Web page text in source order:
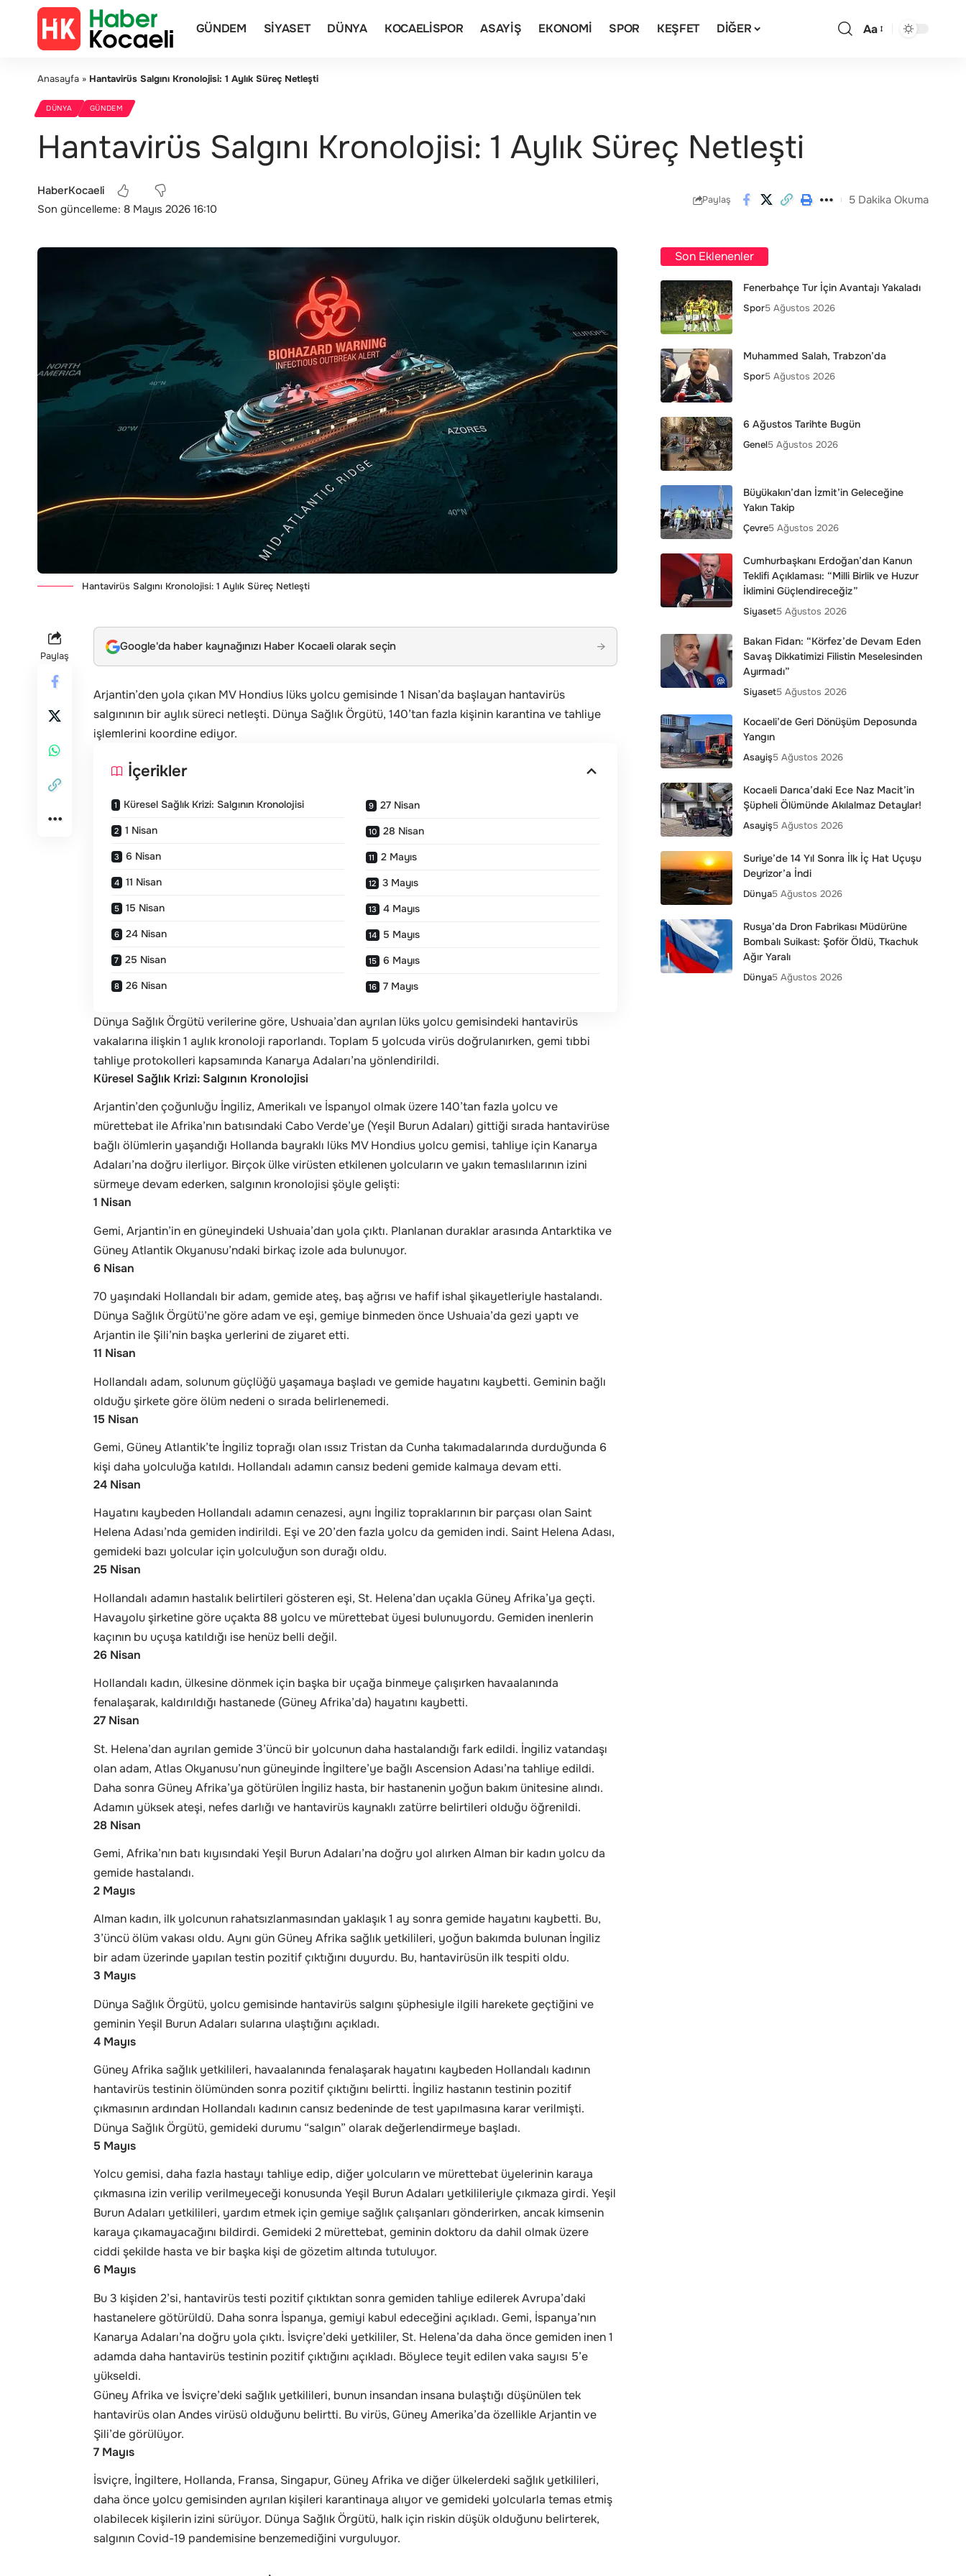
GÜNDEM SIYASET DÜNYA KOCAELISPOR ASAYIŞ EKONOMI SPOR KEŞFET DIĞER Aa
Anasayfa » Hantavirüs Salgını Kronolojisi: 1 Aylık Süreç Netleşti
DÜNYA GÜNDEM
Hantavirüs Salgını Kronolojisi: 1 Aylık Süreç Netleşti
Son güncelleme: 8 Mayıs 2026 16:10
HaberKocaeli
Paylaş 5 Dakika Okuma
Hantavirüs Salgını Kronolojisi: 1 Aylık Süreç Netleşti
Paylaş
Google'da haber kaynağınızı Haber Kocaeli olarak seçin →
Arjantin’den yola çıkan MV Hondius lüks yolcu gemisinde 1 Nisan’da başlayan hantavirüs
salgınının bir aylık süreci netleşti. Dünya Sağlık Örgütü, 140’tan fazla kişinin karantina ve tahliye
işlemlerini koordine ediyor.
İçerikler
Küresel Sağlık Krizi: Salgının Kronolojisi
1 Nisan
6 Nisan
11 Nisan
15 Nisan
24 Nisan
25 Nisan
26 Nisan
27 Nisan
28 Nisan
2 Mayıs
3 Mayıs
4 Mayıs
5 Mayıs
6 Mayıs
7 Mayıs
Dünya Sağlık Örgütü verilerine göre, Ushuaia’dan ayrılan lüks yolcu gemisindeki hantavirüs
vakalarına ilişkin 1 aylık kronoloji raporlandı. Toplam 5 yolcuda virüs doğrulanırken, gemi tıbbi
tahliye protokolleri kapsamında Kanarya Adaları’na yönlendirildi.
Küresel Sağlık Krizi: Salgının Kronolojisi
Arjantin’den çoğunluğu İngiliz, Amerikalı ve İspanyol olmak üzere 140’tan fazla yolcu ve
mürettebat ile Afrika’nın batısındaki Cabo Verde’ye (Yeşil Burun Adaları) gittiği sırada hantavirüse
bağlı ölümlerin yaşandığı Hollanda bayraklı lüks MV Hondius yolcu gemisi, tahliye için Kanarya
Adaları’na doğru ilerliyor. Birçok ülke virüsten etkilenen yolcuların ve yakın temaslılarının izini
sürmeye devam ederken, salgının kronolojisi şöyle gelişti:
1 Nisan
Gemi, Arjantin’in en güneyindeki Ushuaia’dan yola çıktı. Planlanan duraklar arasında Antarktika ve
Güney Atlantik Okyanusu’ndaki birkaç izole ada bulunuyor.
6 Nisan
70 yaşındaki Hollandalı bir adam, gemide ateş, baş ağrısı ve hafif ishal şikayetleriyle hastalandı.
Dünya Sağlık Örgütü’ne göre adam ve eşi, gemiye binmeden önce Ushuaia’da gezi yaptı ve
Arjantin ile Şili’nin başka yerlerini de ziyaret etti.
11 Nisan
Hollandalı adam, solunum güçlüğü yaşamaya başladı ve gemide hayatını kaybetti. Geminin bağlı
olduğu şirkete göre ölüm nedeni o sırada belirlenemedi.
15 Nisan
Gemi, Güney Atlantik’te İngiliz toprağı olan ıssız Tristan da Cunha takımadalarında durduğunda 6
kişi daha yolculuğa katıldı. Hollandalı adamın cansız bedeni gemide kalmaya devam etti.
24 Nisan
Hayatını kaybeden Hollandalı adamın cenazesi, aynı İngiliz topraklarının bir parçası olan Saint
Helena Adası’nda gemiden indirildi. Eşi ve 20’den fazla yolcu da gemiden indi. Saint Helena Adası,
gemideki bazı yolcular için yolculuğun son durağı oldu.
25 Nisan
Hollandalı adamın hastalık belirtileri gösteren eşi, St. Helena’dan uçakla Güney Afrika’ya geçti.
Havayolu şirketine göre uçakta 88 yolcu ve mürettebat üyesi bulunuyordu. Gemiden inenlerin
kaçının bu uçuşa katıldığı ise henüz belli değil.
26 Nisan
Hollandalı kadın, ülkesine dönmek için başka bir uçağa binmeye çalışırken havaalanında
fenalaşarak, kaldırıldığı hastanede (Güney Afrika’da) hayatını kaybetti.
27 Nisan
St. Helena’dan ayrılan gemide 3’üncü bir yolcunun daha hastalandığı fark edildi. İngiliz vatandaşı
olan adam, Atlas Okyanusu’nun güneyinde İngiltere’ye bağlı Ascension Adası’na tahliye edildi.
Daha sonra Güney Afrika’ya götürülen İngiliz hasta, bir hastanenin yoğun bakım ünitesine alındı.
Adamın yüksek ateşi, nefes darlığı ve hantavirüs kaynaklı zatürre belirtileri olduğu öğrenildi.
28 Nisan
Gemi, Afrika’nın batı kıyısındaki Yeşil Burun Adaları’na doğru yol alırken Alman bir kadın yolcu da
gemide hastalandı.
2 Mayıs
Alman kadın, ilk yolcunun rahatsızlanmasından yaklaşık 1 ay sonra gemide hayatını kaybetti. Bu,
3’üncü ölüm vakası oldu. Aynı gün Güney Afrika sağlık yetkilileri, yoğun bakımda bulunan İngiliz
bir adam üzerinde yapılan testin pozitif çıktığını duyurdu. Bu, hantavirüsün ilk tespiti oldu.
3 Mayıs
Dünya Sağlık Örgütü, yolcu gemisinde hantavirüs salgını şüphesiyle ilgili harekete geçtiğini ve
geminin Yeşil Burun Adaları sularına ulaştığını açıkladı.
4 Mayıs
Güney Afrika sağlık yetkilileri, havaalanında fenalaşarak hayatını kaybeden Hollandalı kadının
hantavirüs testinin ölümünden sonra pozitif çıktığını belirtti. İngiliz hastanın testinin pozitif
çıkmasının ardından Hollandalı kadının cansız bedeninde de test yapılmasına karar verilmişti.
Dünya Sağlık Örgütü, gemideki durumu “salgın” olarak değerlendirmeye başladı.
5 Mayıs
Yolcu gemisi, daha fazla hastayı tahliye edip, diğer yolcuların ve mürettebat üyelerinin karaya
çıkmasına izin verilip verilmeyeceği konusunda Yeşil Burun Adaları yetkilileriyle çıkmaza girdi. Yeşil
Burun Adaları yetkilileri, yardım etmek için gemiye sağlık çalışanları gönderirken, ancak kimsenin
karaya çıkamayacağını bildirdi. Gemideki 2 mürettebat, geminin doktoru da dahil olmak üzere
ciddi şekilde hasta ve bir başka kişi de gözetim altında tutuluyor.
6 Mayıs
Bu 3 kişiden 2’si, hantavirüs testi pozitif çıktıktan sonra gemiden tahliye edilerek Avrupa’daki
hastanelere götürüldü. Daha sonra İspanya, gemiyi kabul edeceğini açıkladı. Gemi, İspanya’nın
Kanarya Adaları’na doğru yola çıktı. İsviçre’deki yetkililer, St. Helena’da daha önce gemiden inen 1
adamda daha hantavirüs testinin pozitif çıktığını açıkladı. Böylece teyit edilen vaka sayısı 5’e
yükseldi.
Güney Afrika ve İsviçre’deki sağlık yetkilileri, bunun insandan insana bulaştığı düşünülen tek
hantavirüs olan Andes virüsü olduğunu belirtti. Bu virüs, Güney Amerika’da özellikle Arjantin ve
Şili’de görülüyor.
7 Mayıs
İsviçre, İngiltere, Hollanda, Fransa, Singapur, Güney Afrika ve diğer ülkelerdeki sağlık yetkilileri,
daha önce yolcu gemisinden ayrılan kişileri karantinaya alıyor ve gemideki yolcularla temas etmiş
olabilecek kişilerin izini sürüyor. Dünya Sağlık Örgütü, halk için riskin düşük olduğunu belirterek,
salgının Covid-19 pandemisine benzemediğini vurguluyor.
Son Eklenenler
Fenerbahçe Tur İçin Avantajı Yakaladı
Spor5 Ağustos 2026
Muhammed Salah, Trabzon’da
Spor5 Ağustos 2026
6 Ağustos Tarihte Bugün
Genel5 Ağustos 2026
Büyükakın’dan İzmit’in Geleceğine
Yakın Takip
Çevre5 Ağustos 2026
Cumhurbaşkanı Erdoğan’dan Kanun
Teklifi Açıklaması: “Milli Birlik ve Huzur
İklimini Güçlendireceğiz”
Siyaset5 Ağustos 2026
Bakan Fidan: “Körfez’de Devam Eden
Savaş Dikkatimizi Filistin Meselesinden
Ayırmadı”
Siyaset5 Ağustos 2026
Kocaeli’de Geri Dönüşüm Deposunda
Yangın
Asayiş5 Ağustos 2026
Kocaeli Darıca’daki Ece Naz Macit’in
Şüpheli Ölümünde Akılalmaz Detaylar!
Asayiş5 Ağustos 2026
Suriye’de 14 Yıl Sonra İlk İç Hat Uçuşu
Deyrizor’a İndi
Dünya5 Ağustos 2026
Rusya’da Dron Fabrikası Müdürüne
Bombalı Suikast: Şoför Öldü, Tkachuk
Ağır Yaralı
Dünya5 Ağustos 2026